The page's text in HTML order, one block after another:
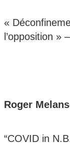
«
l’opposition » –
Roger
“COVID in